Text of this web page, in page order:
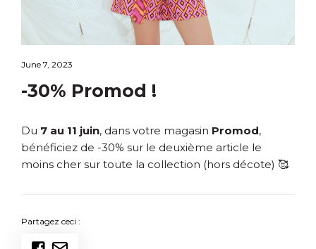
June 7, 2023
-30% Promod !
Du 7 au 11 juin, dans votre magasin Promod,
bénéficiez de -30% sur le deuxième article le
moins cher sur toute la collection (hors décote) 🥰
Partagez ceci :